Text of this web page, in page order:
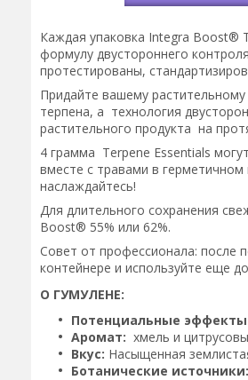
Каждая упаковка Integra Boost®
формулу двустороннего
протестированы,
Придайте вашему
терпена, а технология
растительного продукта на
4 грамма Terpene Essentials
вместе с травами в
наслаждайтесь!
Для длительного сохранения
Boost® 55% или 62%.
Совет от профессионала: после
контейнере и используйте еще
О ГУМУЛЕНЕ:
Потенциальные
Аромат: хмель и
Вкус: Насыщенная
Ботанические источники: